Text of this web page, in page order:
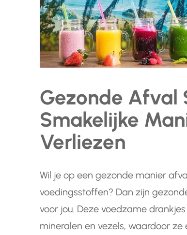
Gezonde Afval
Smakelijke
Verliezen
Wil je op een gezonde manier
voedingsstoffen? Dan zijn
voor jou. Deze voedzame
mineralen en vezels, waardoor